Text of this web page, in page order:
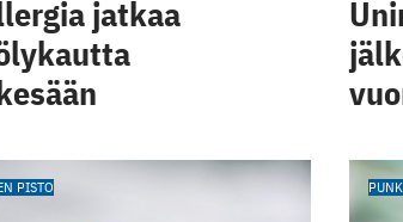
jatkaa
PISTO